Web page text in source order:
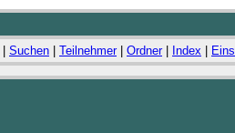
Suchen Teilnehmer| Ordner| Index